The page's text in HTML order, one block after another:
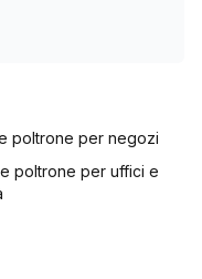
poltrone per negozi
poltrone per uffici e